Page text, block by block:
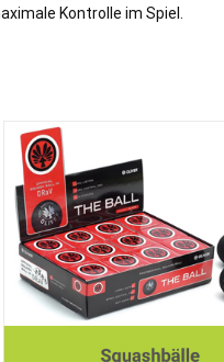
Kontrolle im Spiel.